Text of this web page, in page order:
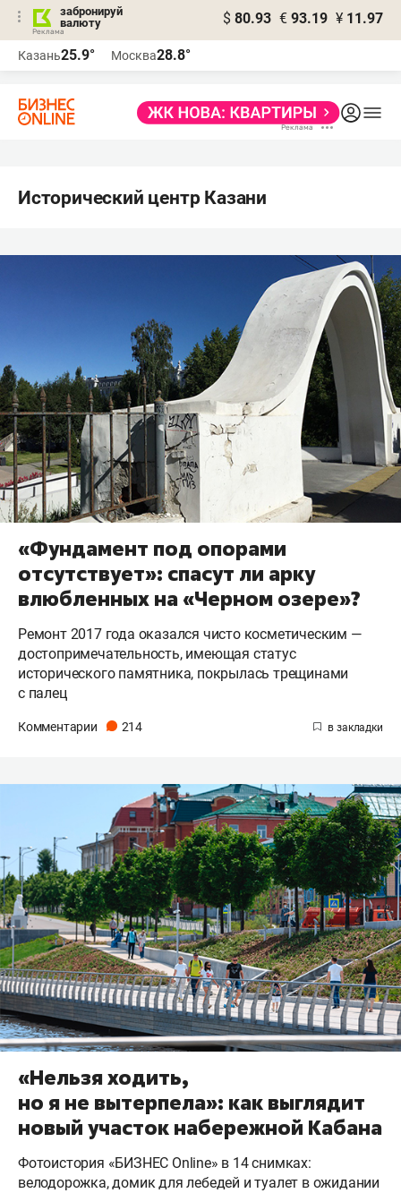
забронируй
валюту
$ 80.93 € 93.19 ¥ 11.97
Казань25.9° Москва28.8°
Исторический центр Казани
«Фундамент под опорами
отсутствует»: спасут ли арку
влюбленных на «Черном озере»?
Ремонт 2017 года оказался чисто косметическим —
достопримечательность, имеющая статус
исторического памятника, покрылась трещинами
с палец
Комментарии 214
«Нельзя ходить,
но я не вытерпела»: как выглядит
новый участок набережной Кабана
Фотоистория «БИЗНЕС Online» в 14 снимках:
велодорожка, домик для лебедей и туалет в ожидании